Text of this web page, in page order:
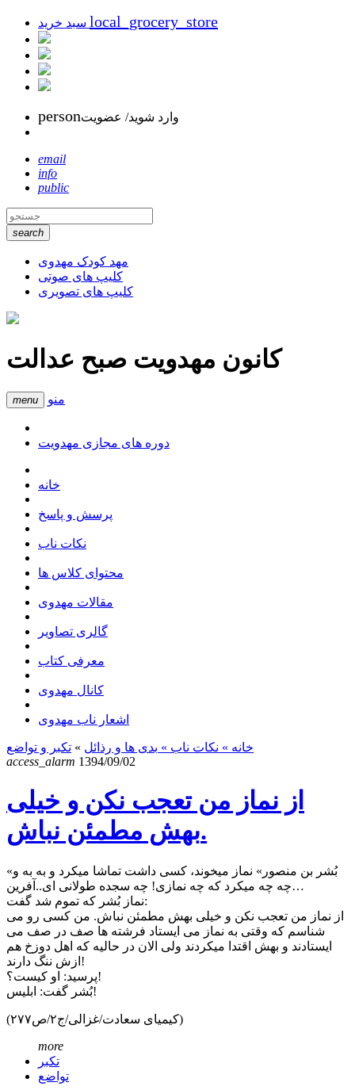
local_grocery_store
personوارد شوید/ عضویت
email
info
public
search
مهد کودک مهدوی
کلیپ های صوتی
کلیپ های تصویری
کانون مهدویت صبح عدالت
menu منو
دوره های مجازی مهدویت
خانه
پرسش و پاسخ
نکات ناب
محتوای کلاس ها
مقالات مهدوی
گالری تصاویر
معرفی کتاب
کانال مهدوی
اشعار ناب مهدوی
خانه » نکات ناب » بدی ها و رذائل » تکبر و تواضع
access_alarm 1394/09/02
از نماز من تعجب نکن و خیلی
بهش مطمئن نباش.
«بُشر بن منصور» نماز میخوند، کسی داشت تماشا میکرد و به به و
چه چه میکرد که چه نمازی! چه سجده طولانی ای..آفرین…
نماز بُشر که تموم شد گفت:
از نماز من تعجب نکن و خیلی بهش مطمئن نباش. من کسی رو می
شناسم که وقتی به نماز می ایستاد فرشته ها صف در صف می
ایستادند و بهش اقتدا میکردند ولی الان در حالیه که اهل دوزخ هم
ازش ننگ دارند!
پرسید: او کیست؟!
بُشر گفت: ابلیس!
(کیمیای سعادت/غزالی/ج۲/ص۲۷۷)
more
تکبر
تواضع